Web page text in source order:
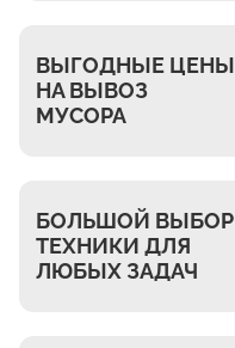
Октябрьский
Малаховка
Жилино-1
Пехорка
ВЫГОДНЫЕ ЦЕНЫ
НА ВЫВОЗ
МУСОРА
БОЛЬШОЙ ВЫБОР
ТЕХНИКИ ДЛЯ
ЛЮБЫХ ЗАДАЧ